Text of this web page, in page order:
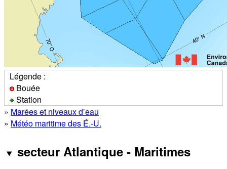
Légende :
Bouée
Station
» Marées et niveaux d’eau
» Météo maritime des É.-U.
secteur Atlantique - Maritimes